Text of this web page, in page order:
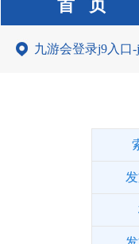
首 页
九游会登录j9入口